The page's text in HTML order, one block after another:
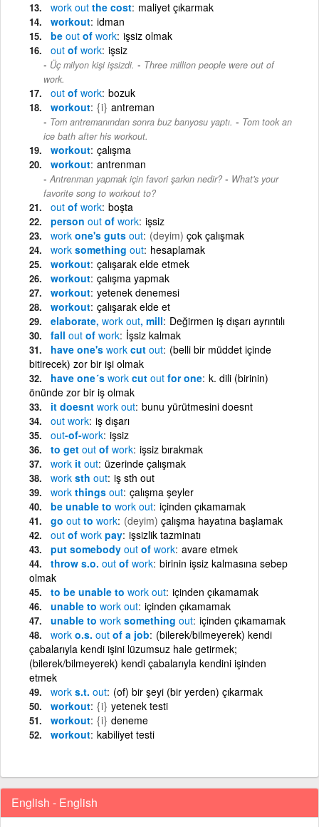
work out the cost maliyet çıkarmak
workout idman
be out of work işsiz olmak
out of work işsiz
Üç milyon kişi işsizdi. - Three million people were out of
work.
out of work bozuk
workout {i} antreman
Tom antremanından sonra buz banyosu yaptı. - Tom took an
ice bath after his workout.
workout çalışma
workout antrenman
Antrenman yapmak için favori şarkın nedir? - What's your
favorite song to workout to?
out of work boşta
person out of work işsiz
work one's guts out (deyim) çok çalışmak
work something out hesaplamak
workout çalışarak elde etmek
workout çalışma yapmak
workout yetenek denemesi
workout çalışarak elde et
elaborate, work out, mill Değirmen iş dışarı ayrıntılı
fall out of work İşsiz kalmak
have one's work cut out (belli bir müddet içinde
bitirecek) zor bir işi olmak
have one´s work cut out for one k. dili (birinin)
önünde zor bir iş olmak
it doesnt work out bunu yürütmesini doesnt
out work iş dışarı
out-of-work işsiz
to get out of work işsiz bırakmak
work it out üzerinde çalışmak
work sth out iş sth out
work things out çalışma şeyler
be unable to work out içinden çıkamamak
go out to work (deyim) çalışma hayatına başlamak
out of work pay işsizlik tazminatı
put somebody out of work avare etmek
throw s.o. out of work birinin işsiz kalmasına sebep
olmak
to be unable to work out içinden çıkamamak
unable to work out içinden çıkamamak
unable to work something out içinden çıkamamak
work o.s. out of a job (bilerek/bilmeyerek) kendi
çabalarıyla kendi işini lüzumsuz hale getirmek;
(bilerek/bilmeyerek) kendi çabalarıyla kendini işinden
etmek
work s.t. out (of) bir şeyi (bir yerden) çıkarmak
workout {i} yetenek testi
workout {i} deneme
workout kabiliyet testi
English - English